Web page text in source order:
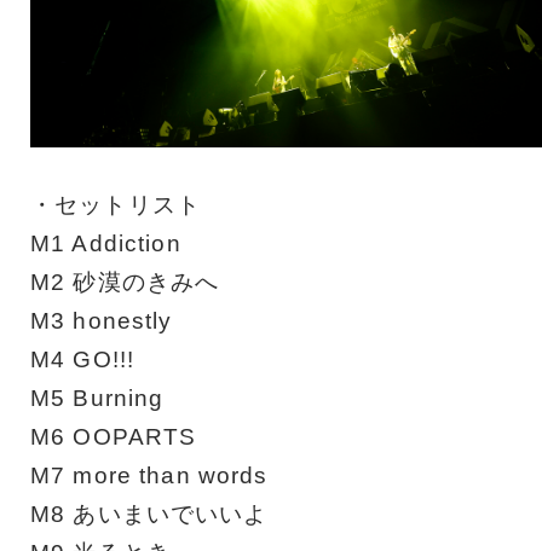
・セットリスト
M1 Addiction
M2 砂漠のきみへ
M3 honestly
M4 GO!!!
M5 Burning
M6 OOPARTS
M7 more than words
M8 あいまいでいいよ